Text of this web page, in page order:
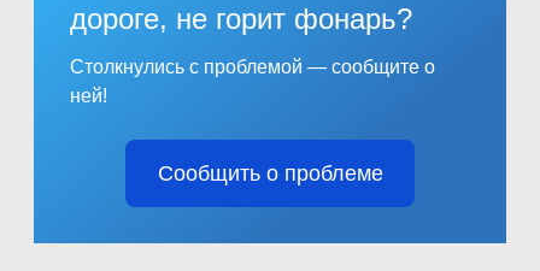
дороге, не горит фонарь?
Столкнулись с проблемой — сообщите о
ней!
Сообщить о проблеме